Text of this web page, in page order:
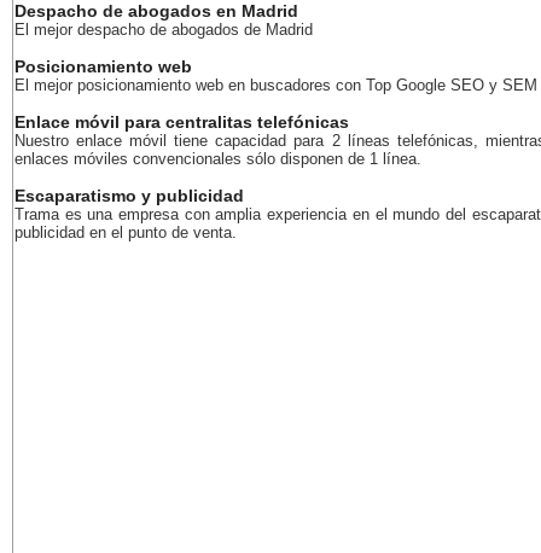
Despacho de abogados en Madrid
El mejor despacho de abogados de Madrid
Posicionamiento web
El mejor posicionamiento web en buscadores con Top Google SEO y SEM
Enlace móvil para centralitas telefónicas
Nuestro enlace móvil tiene capacidad para 2 líneas telefónicas,
enlaces móviles convencionales sólo disponen de 1 línea.
Escaparatismo y publicidad
Trama es una empresa con amplia experiencia en el mundo del
publicidad en el punto de venta.